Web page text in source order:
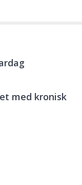
med kronisk